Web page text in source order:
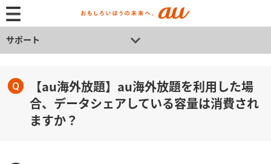
サポート
【au海外放題】au海外放題を利用した場
合、データシェアしている容量は消費され
ますか？